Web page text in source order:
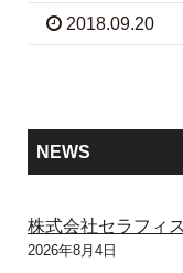
2018.09.20
NEWS
株式会社セラフィ
2026年8月4日